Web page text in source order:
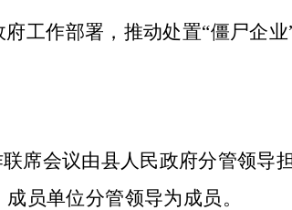
工作部署，推动处置“僵尸企业
席会议由县人民政府分管领导
员单位分管领导为成员。